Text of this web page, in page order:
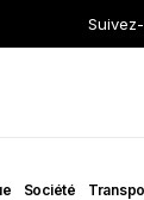
Société